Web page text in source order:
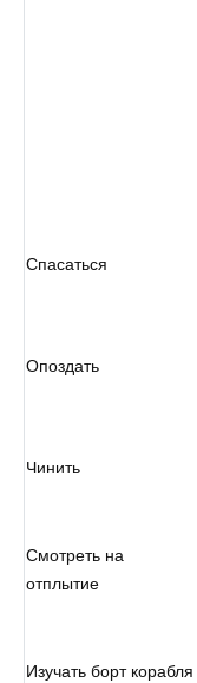
Спасаться
Опоздать
Чинить
Смотреть на
отплытие
Изучать борт корабля